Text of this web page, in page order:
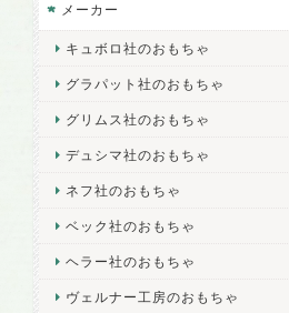
メーカー
キュボロ社のおもちゃ
グラパット社のおもちゃ
グリムス社のおもちゃ
デュシマ社のおもちゃ
ネフ社のおもちゃ
ベック社のおもちゃ
ヘラー社のおもちゃ
ヴェルナー工房のおもちゃ